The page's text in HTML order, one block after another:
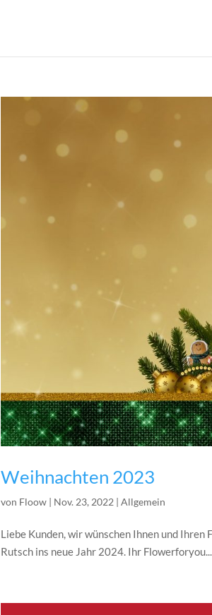
Weihnachten 2023
von Floow | Nov. 23, 2022 |Allgemein
Liebe Kunden, wir wünschen Ihnen und
Rutsch ins neue Jahr 2024. Ihr Flowerforyou...